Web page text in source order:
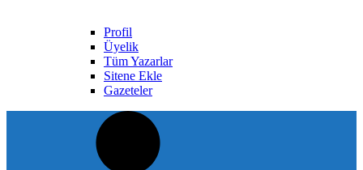
Profil
Üyelik
Tüm Yazarlar
Sitene Ekle
Gazeteler